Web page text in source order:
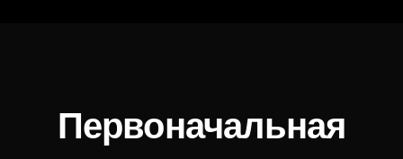
Первоначальная